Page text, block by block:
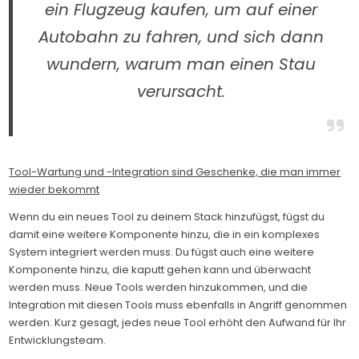
ein Flugzeug kaufen, um auf einer
Autobahn zu fahren, und sich dann
wundern, warum man einen Stau
verursacht.
Tool-Wartung und -Integration sind Geschenke, die man immer
wieder bekommt
Wenn du ein neues Tool zu deinem Stack hinzufügst, fügst du
damit eine weitere Komponente hinzu, die in ein komplexes
System integriert werden muss. Du fügst auch eine weitere
Komponente hinzu, die kaputt gehen kann und überwacht
werden muss. Neue Tools werden hinzukommen, und die
Integration mit diesen Tools muss ebenfalls in Angriff genommen
werden. Kurz gesagt, jedes neue Tool erhöht den Aufwand für Ihr
Entwicklungsteam.